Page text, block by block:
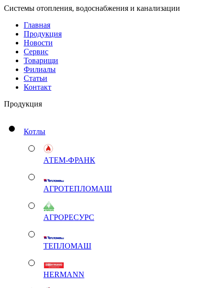
Системы отопления, водоснабжения и канализации
Главная
Продукция
Новости
Сервис
Товарищи
Филиалы
Статьи
Контакт
Продукция
Котлы
АТЕМ-ФРАНК
АГРОТЕПЛОМАШ
АГРОРЕСУРС
ТЕПЛОМАШ
HERMANN